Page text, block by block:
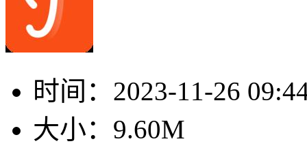
时间： 2023-11-26
大小： 9.60M